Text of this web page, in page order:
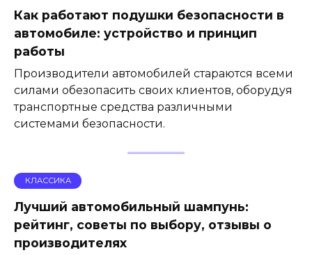
Как работают подушки безопасности в
автомобиле: устройство и принцип
работы
Производители автомобилей стараются всеми
силами обезопасить своих клиентов, оборудуя
транспортные средства различными
системами безопасности.
КЛАССИКА
Лучший автомобильный шампунь:
рейтинг, советы по выбору, отзывы о
производителях